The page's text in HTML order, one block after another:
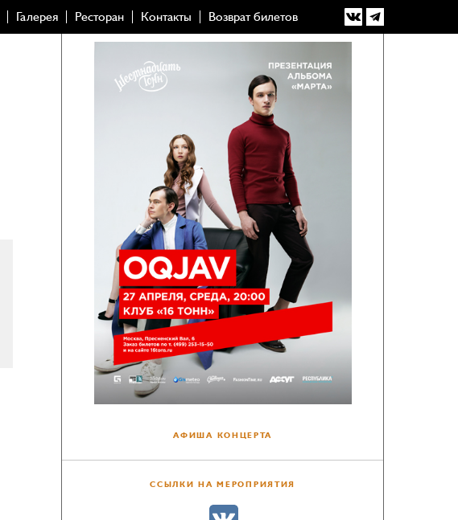
Галерея Ресторан Контакты Возврат билетов
АФИША КОНЦЕРТА
ССЫЛКИ НА МЕРОПРИЯТИЯ